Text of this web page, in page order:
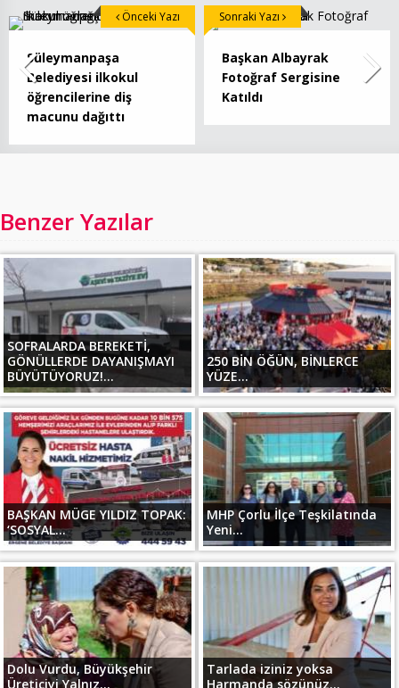
Süleymanpaşa
Belediyesi ilkokul
öğrencilerine diş
macunu dağıttı
Önceki Yazı
Başkan Albayrak
Fotoğraf Sergisine
Katıldı
Sonraki Yazı
Benzer Yazılar
SOFRALARDA BEREKETİ,
GÖNÜLLERDE DAYANIŞMAYI
BÜYÜTÜYORUZ!...
250 BİN ÖĞÜN, BİNLERCE
YÜZE...
BAŞKAN MÜGE YILDIZ TOPAK:
‘SOSYAL...
MHP Çorlu İlçe Teşkilatında
Yeni...
Dolu Vurdu, Büyükşehir
Üreticiyi Yalnız...
Tarlada iziniz yoksa
Harmanda sözünüz...